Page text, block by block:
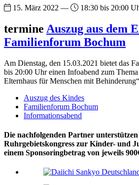
15. März 2022 — 18:30 bis 20:00
termine Auszug aus dem
Familienforum Bochum
Am Dienstag, den 15.03.2021 bietet das
bis 20:00 Uhr einen Infoabend zum
Elternhaus für Menschen mit
Auszug des Kindes
Familienforum Bochum
Informationsabend
Die nachfolgenden Partner unterstützen
Ruhrgebietskongress zur Kinder- und
einem Sponsoringbetrag von jeweils